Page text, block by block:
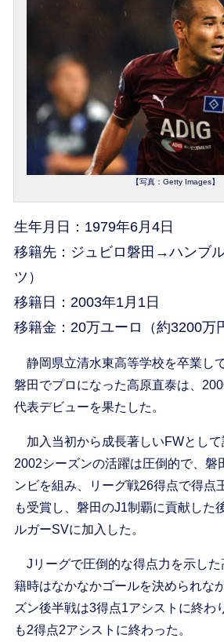
【写真：Getty Images】
生年月日：1979年6月4日
移籍先：ジュビロ磐田→ハンブ
ツ）
移籍日：2003年1月1日
移籍金：20万ユーロ（約3200万
静岡県立清水東高等学校を卒業し
磐田でプロになった高原直泰は、
代表デビューを果たした。
加入当初から成長著しいFWとして
2002シーズンの活躍は圧倒的で、磐
ンビを組み、リーグ戦26得点で得点
も受賞し、磐田のJ1制覇に貢献した
ルガーSVに加入した。
Jリーグで圧倒的な得点力を示した
籍時はなかなかゴールを決められな
ズン後半戦は3得点1アシストに終わ
も2得点2アシストに終わった。